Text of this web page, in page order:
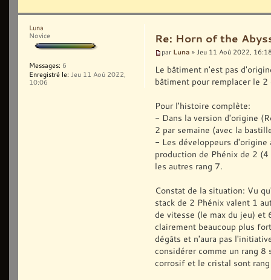
Re: Horn of the
par Luna » Jeu 11 Aoû 2022,
Le bâtiment n'est pas
bâtiment pour remplacer le
Pour l'histoire complète:
- Dans la version d'origine
2 par semaine (avec la
- Les développeurs
production de Phénix de 2
les autres rang 7.
Constat de la situation: Vu
stack de 2 Phénix valent 1
de vitesse (le max du jeu)
clairement beaucoup plus
dégâts et n'aura pas
considérer comme un rang
corrosif et le cristal sont
Luna
Novice
Messages: 6
Enregistré le: Jeu 11 Aoû 2022,
10:06